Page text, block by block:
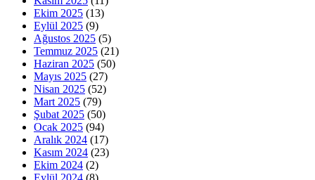
Ekim 2025 (13)
Eylül 2025 (9)
Ağustos 2025 (5)
Temmuz 2025 (21)
Haziran 2025 (50)
Mayıs 2025 (27)
Nisan 2025 (52)
Mart 2025 (79)
Şubat 2025 (50)
Ocak 2025 (94)
Aralık 2024 (17)
Kasım 2024 (23)
Ekim 2024 (2)
Eylül 2024 (8)